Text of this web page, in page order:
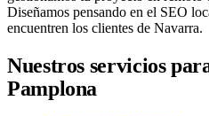
Diseñamos pensando en el SEO
encuentren los clientes de Navarra.
Nuestros servicios
Pamplona